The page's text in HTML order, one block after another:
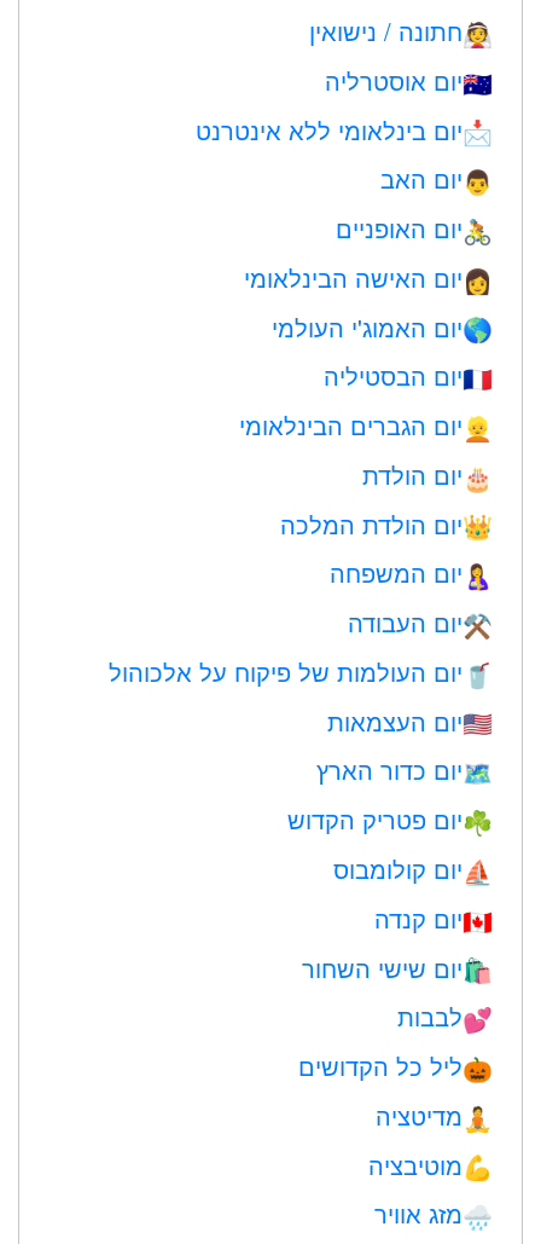
👰חתונה / נישואין
🇦🇺יום אוסטרליה
📩יום בינלאומי ללא אינטרנט
👨יום האב
🚴יום האופניים
👩יום האישה הבינלאומי
🌎יום האמוג'י העולמי
🇫🇷יום הבסטיליה
👱 יום הגברים הבינלאומי
🎂 יום הולדת
👑יום הולדת המלכה
🤱 יום המשפחה
⚒️יום העבודה
🥤 יום העולמות של פיקוח על אלכוהול
🇺🇸יום העצמאות
🗺️יום כדור הארץ
☘️יום פטריק הקדוש
⛵️יום קולומבוס
🇨🇦יום קנדה
🛍יום שישי השחור
💕לבבות
🎃ליל כל הקדושים
🧘 מדיטציה
💪מוטיבציה
🌧מזג אוויר